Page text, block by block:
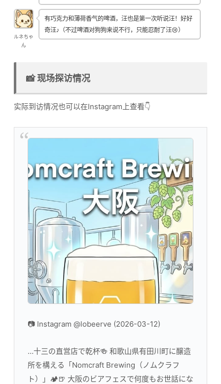
ルネちゃ
ん
有巧克力和薄荷香气的啤酒，汪也是第一次听说汪！好好
奇汪♪（不过啤酒对狗狗来说不行，只能忍耐了汪😢）
📸 现场探访情况
实际到访情况也可以在Instagram上查看👇
📷 Instagram @lobeerve (2026-03-12)
…十三の直営店で乾杯🍻 和歌山県有田川町に醸造
所を構える「Nomcraft Brewing（ノムクラフ
ト）」🏕️🍺 大阪のビアフェスで何度もお世話にな